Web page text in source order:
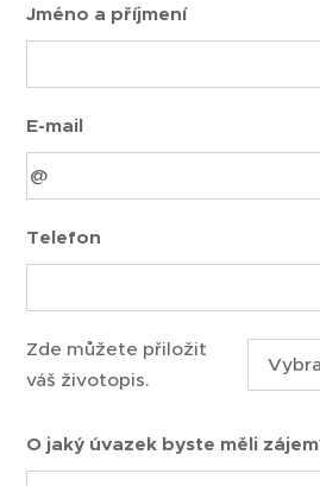
Jméno a příjmení
E-mail
Telefon
Zde můžete přiložit
váš životopis.
O jaký úvazek byste měli